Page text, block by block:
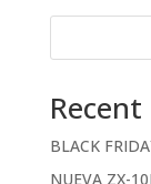
Recent
BLACK
NUEVA ZX-